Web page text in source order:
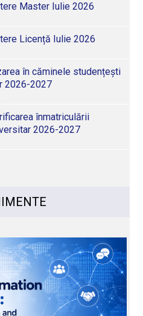
Master Iulie 2026
Licență Iulie 2026
în căminele studențești
2026-2027
înmatriculării
2026-2027